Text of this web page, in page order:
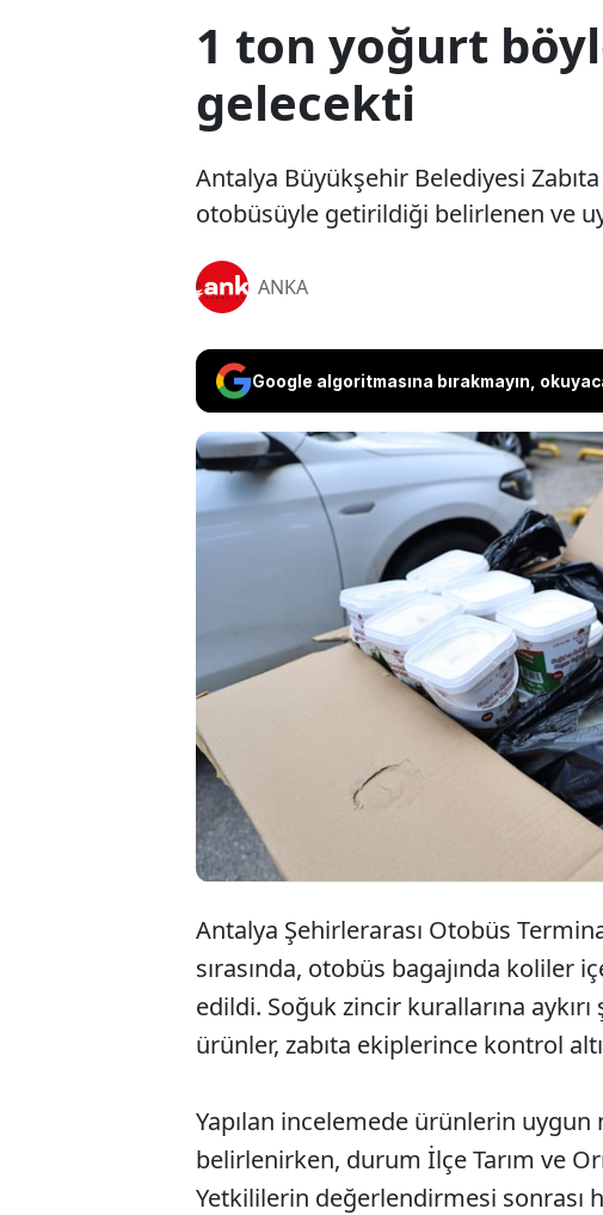
1 ton yoğurt
gelecekti
Antalya Büyükşehir Belediyesi
otobüsüyle getirildiği belirlenen ve
ANKA
Google algoritmasına bırakmayın,
Antalya
Konya’nın Ereğli
getirildiği
edilen yaklaşık 1
Antalya Şehirlerarası Otobüs
sırasında, otobüs bagajında koliler
edildi. Soğuk zincir kurallarına
ürünler, zabıta ekiplerince kontrol
Yapılan incelemede ürünlerin uygun
belirlenirken, durum İlçe Tarım ve
Yetkililerin değerlendirmesi sonrası